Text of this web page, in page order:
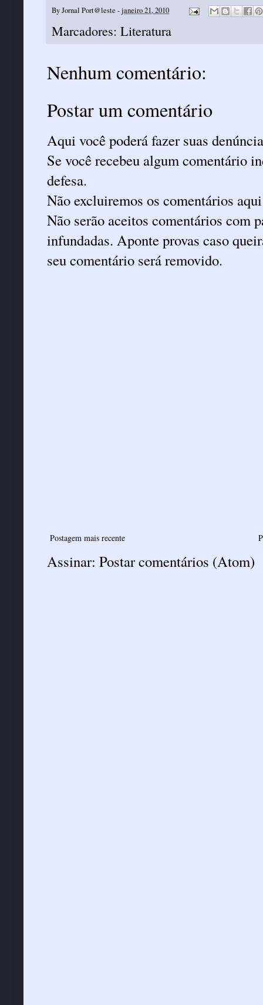
ByJornal Port@leste -janeiro 21, 2010
Marcadores: Literatura
Nenhum comentário:
Postar um comentário
Aqui você poderá fazer suas
Se você recebeu algum comentário
defesa.
Não excluiremos os comentários
Não serão aceitos comentários com
infundadas. Aponte provas caso
seu comentário será removido.
Postagem mais recente
Assinar: Postar comentários (Atom)